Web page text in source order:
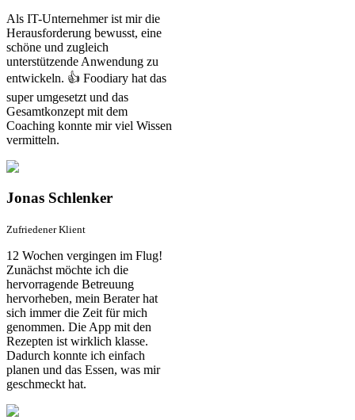
Als IT-Unternehmer ist mir die
Herausforderung bewusst, eine
schöne und zugleich
unterstützende Anwendung zu
entwickeln. 👍 Foodiary hat das
super umgesetzt und das
Gesamtkonzept mit dem
Coaching konnte mir viel Wissen
vermitteln.
Jonas Schlenker
Zufriedener Klient
12 Wochen vergingen im Flug!
Zunächst möchte ich die
hervorragende Betreuung
hervorheben, mein Berater hat
sich immer die Zeit für mich
genommen. Die App mit den
Rezepten ist wirklich klasse.
Dadurch konnte ich einfach
planen und das Essen, was mir
geschmeckt hat.